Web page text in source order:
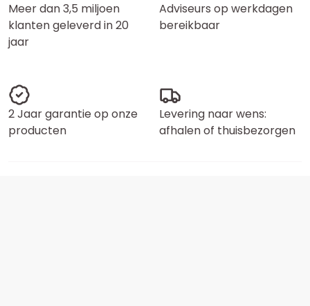
Meer dan 3,5 miljoen
klanten geleverd in 20
jaar
Adviseurs op werkdagen
bereikbaar
2 Jaar garantie op onze
producten
Levering naar wens:
afhalen of thuisbezorgen